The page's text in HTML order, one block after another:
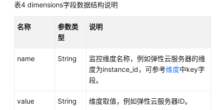
概
表4 dimensions字段数据结构说明
名称
参数类
型
说明
name String
监控维度名称，例如弹性云服务器的维
度为instance_id，可参考维度中key字
段。
value String 维度取值，例如弹性云服务器ID。